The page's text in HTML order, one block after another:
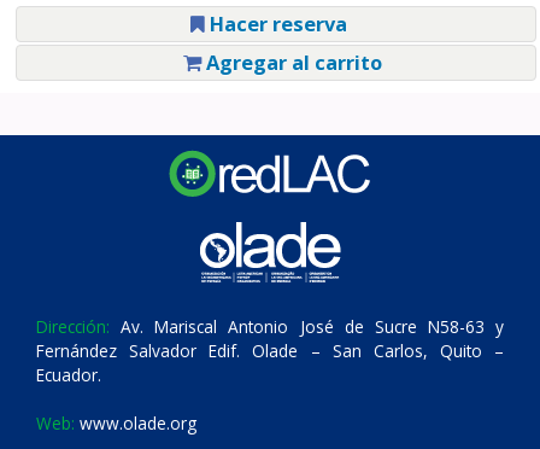
Hacer reserva
Agregar al carrito
Dirección: Av. Mariscal Antonio José de Sucre N58-63 y
Fernández Salvador Edif. Olade – San Carlos, Quito –
Ecuador.
Web: www.olade.org